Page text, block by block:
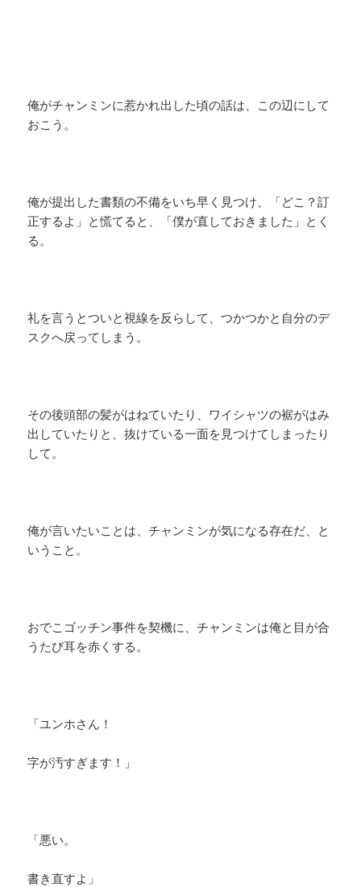
俺がチャンミンに惹かれ出した頃の話は、この辺にして
おこう。
俺が提出した書類の不備をいち早く見つけ、「どこ？訂
正するよ」と慌てると、「僕が直しておきました」とく
る。
礼を言うとついと視線を反らして、つかつかと自分のデ
スクへ戻ってしまう。
その後頭部の髪がはねていたり、ワイシャツの裾がはみ
出していたりと、抜けている一面を見つけてしまったり
して。
俺が言いたいことは、チャンミンが気になる存在だ、と
いうこと。
おでこゴッチン事件を契機に、チャンミンは俺と目が合
うたび耳を赤くする。
「ユンホさん！
字が汚すぎます！」
「悪い。
書き直すよ」